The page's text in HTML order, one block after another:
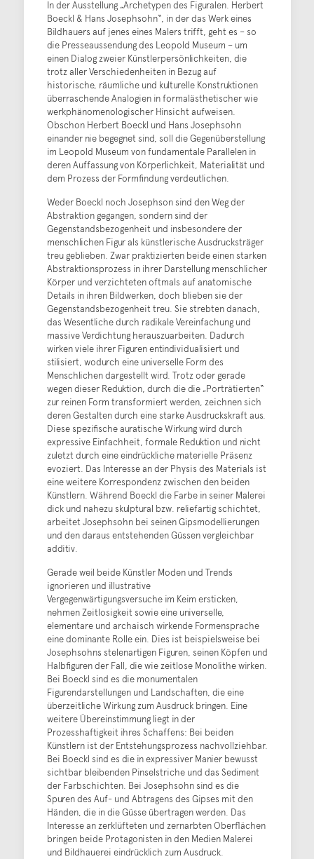
In der Ausstellung „Archetypen des Figuralen. Herbert
Boeckl & Hans Josephsohn“, in der das Werk eines
Bildhauers auf jenes eines Malers trifft, geht es – so
die Presseaussendung des Leopold Museum – um
einen Dialog zweier Künstlerpersönlichkeiten, die
trotz aller Verschiedenheiten in Bezug auf
historische, räumliche und kulturelle Konstruktionen
überraschende Analogien in formalästhetischer wie
werkphänomenologischer Hinsicht aufweisen.
Obschon Herbert Boeckl und Hans Josephsohn
einander nie begegnet sind, soll die Gegenüberstellung
im Leopold Museum von fundamentale Parallelen in
deren Auffassung von Körperlichkeit, Materialität und
dem Prozess der Formfindung verdeutlichen.
Weder Boeckl noch Josephson sind den Weg der
Abstraktion gegangen, sondern sind der
Gegenstandsbezogenheit und insbesondere der
menschlichen Figur als künstlerische Ausdrucksträger
treu geblieben. Zwar praktizierten beide einen starken
Abstraktionsprozess in ihrer Darstellung menschlicher
Körper und verzichteten oftmals auf anatomische
Details in ihren Bildwerken, doch blieben sie der
Gegenstandsbezogenheit treu. Sie strebten danach,
das Wesentliche durch radikale Vereinfachung und
massive Verdichtung herauszuarbeiten. Dadurch
wirken viele ihrer Figuren entindividualisiert und
stilisiert, wodurch eine universelle Form des
Menschlichen dargestellt wird. Trotz oder gerade
wegen dieser Reduktion, durch die die „Porträtierten“
zur reinen Form transformiert werden, zeichnen sich
deren Gestalten durch eine starke Ausdruckskraft aus.
Diese spezifische auratische Wirkung wird durch
expressive Einfachheit, formale Reduktion und nicht
zuletzt durch eine eindrückliche materielle Präsenz
evoziert. Das Interesse an der Physis des Materials ist
eine weitere Korrespondenz zwischen den beiden
Künstlern. Während Boeckl die Farbe in seiner Malerei
dick und nahezu skulptural bzw. reliefartig schichtet,
arbeitet Josephsohn bei seinen Gipsmodellierungen
und den daraus entstehenden Güssen vergleichbar
additiv.
Gerade weil beide Künstler Moden und Trends
ignorieren und illustrative
Vergegenwärtigungsversuche im Keim ersticken,
nehmen Zeitlosigkeit sowie eine universelle,
elementare und archaisch wirkende Formensprache
eine dominante Rolle ein. Dies ist beispielsweise bei
Josephsohns stelenartigen Figuren, seinen Köpfen und
Halbfiguren der Fall, die wie zeitlose Monolithe wirken.
Bei Boeckl sind es die monumentalen
Figurendarstellungen und Landschaften, die eine
überzeitliche Wirkung zum Ausdruck bringen. Eine
weitere Übereinstimmung liegt in der
Prozesshaftigkeit ihres Schaffens: Bei beiden
Künstlern ist der Entstehungsprozess nachvollziehbar.
Bei Boeckl sind es die in expressiver Manier bewusst
sichtbar bleibenden Pinselstriche und das Sediment
der Farbschichten. Bei Josephsohn sind es die
Spuren des Auf- und Abtragens des Gipses mit den
Händen, die in die Güsse übertragen werden. Das
Interesse an zerklüfteten und zernarbten Oberflächen
bringen beide Protagonisten in den Medien Malerei
und Bildhauerei eindrücklich zum Ausdruck.